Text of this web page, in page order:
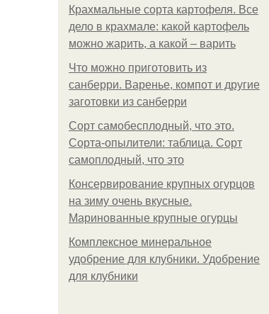
Крахмальные сорта картофеля. Все
дело в крахмале: какой картофель
можно жарить, а какой – варить
Что можно приготовить из
санберри. Варенье, компот и другие
заготовки из санберри
Сорт самобесплодный, что это.
Сорта-опылители: таблица. Сорт
самоплодный, что это
Консервирование крупных огурцов
на зиму очень вкусные.
Маринованные крупные огурцы
Комплексное минеральное
удобрение для клубники. Удобрение
для клубники